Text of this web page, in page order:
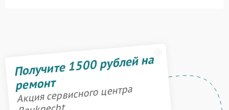
Получите 1500 рублей на
ремонт
Акция сервисного центра